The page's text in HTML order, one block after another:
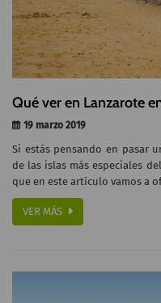
Qué ver en Lanzarote
19 marzo 2019
Si estás pensando en pasar
de las islas más especiales
que en este artículo vamos a
VER MÁS